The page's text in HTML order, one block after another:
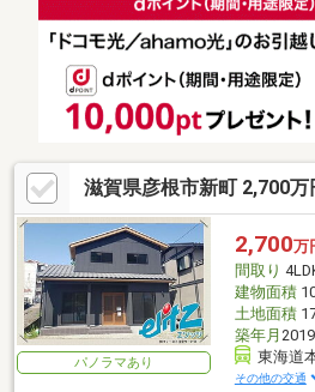
滋賀県彦根市新町 2,700万
パノラマあり
2,700万
間取り
建物面積
土地面積
築年月
東海道
その他の交通